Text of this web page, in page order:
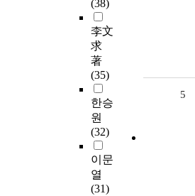
(38)
李文
求
著
(35)
한승
원
(32)
이문
열
(31)
5